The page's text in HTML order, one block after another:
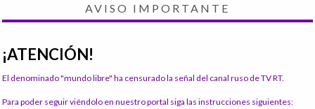
AVISO IMPORTANTE
¡ATENCIÓN!
El denominado "mundo libre" ha censurado la señal del canal ruso de TV RT.
Para poder seguir viéndolo en nuestro portal siga las instrucciones siguientes: